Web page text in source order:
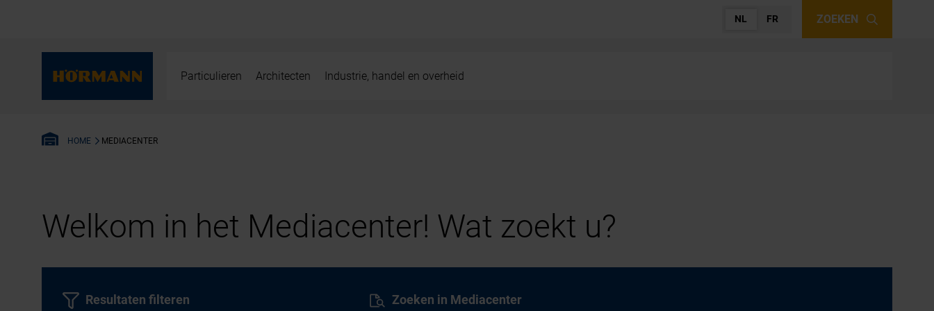
NL FR ZOEKEN
Particulieren Architecten Industrie, handel en overheid
HOME MEDIACENTER
Welkom in het Mediacenter! Wat zoekt u?
Zoeken in Mediacenter
Resultaten filteren